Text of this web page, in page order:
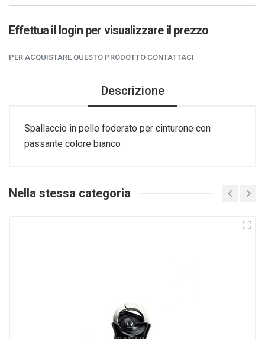
Effettua il login per visualizzare il prezzo
PER ACQUISTARE QUESTO PRODOTTO CONTATTACI
Descrizione
Spallaccio in pelle foderato per cinturone con
passante colore bianco
Nella stessa categoria